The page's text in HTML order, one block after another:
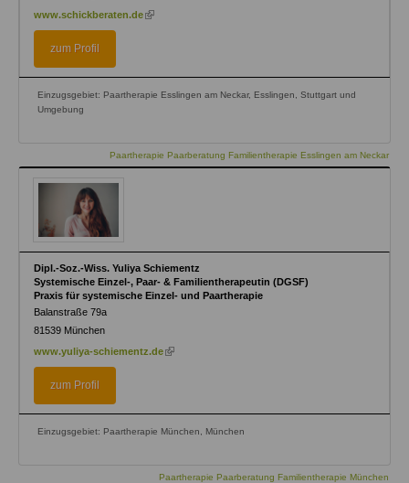
www.schickberaten.de (link
zum Profil
Einzugsgebiet: Paartherapie Esslingen am Neckar, Esslingen, Stuttgart und
Umgebung
Paartherapie Paarberatung Familientherapie Esslingen am Neckar
Dipl.-Soz.-Wiss. Yuliya Schiementz
Systemische Einzel-, Paar- & Familientherapeutin (DGSF)
Praxis für systemische Einzel- und Paartherapie
Balanstraße 79a
81539 München
www.yuliya-schiementz.de (link
zum Profil
Einzugsgebiet: Paartherapie München, München
Paartherapie Paarberatung Familientherapie München